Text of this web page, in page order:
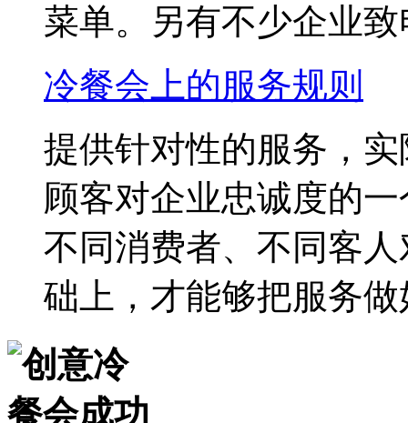
菜单。另有不少企业
冷餐会上的服务规则
提供针对性的服务，
顾客对企业忠诚度的
不同消费者、不同客
础上，才能够把服务